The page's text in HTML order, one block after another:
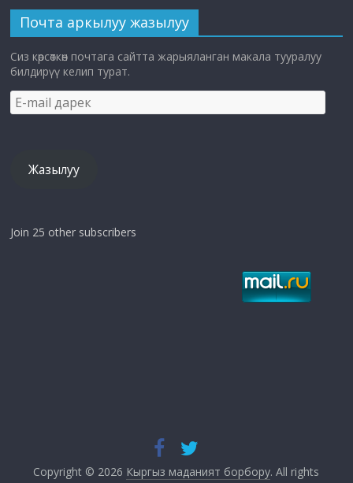
Почта аркылуу жазылуу
Сиз көрсөткөн почтага сайтта жарыяланган макала тууралуу
билдирүү келип турат.
E-
mail
Жазылуу
Join 25 other subscribers
Copyright © 2026 Кыргыз маданият борбору. All rights